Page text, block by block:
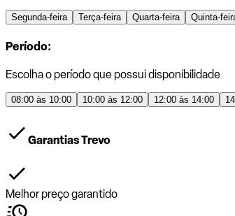
Segunda-feira Terça-feira Quarta-feira Quinta-
Período:
Escolha o período que possui disponibilidade
08:00 às 10:00 10:00 às 12:00 12:00 às 14:00
Garantias Trevo
Melhor preço garantido